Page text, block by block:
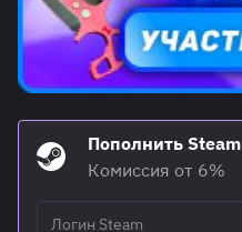
Пополнить Steam
Комиссия от 6%